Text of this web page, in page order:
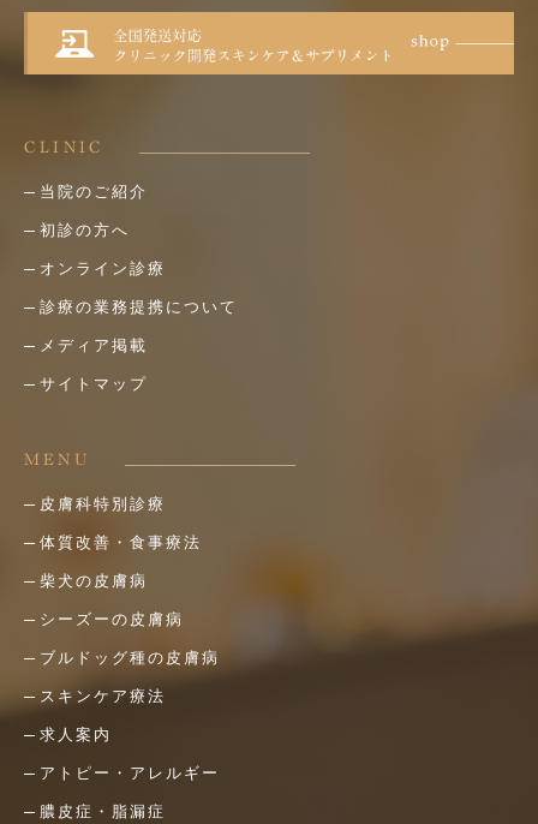
CLINIC
当院のご紹介
初診の方へ
オンライン診療
診療の業務提携について
メディア掲載
サイトマップ
MENU
皮膚科特別診療
体質改善・食事療法
柴犬の皮膚病
シーズーの皮膚病
ブルドッグ種の皮膚病
スキンケア療法
求人案内
アトピー・アレルギー
膿皮症・脂漏症